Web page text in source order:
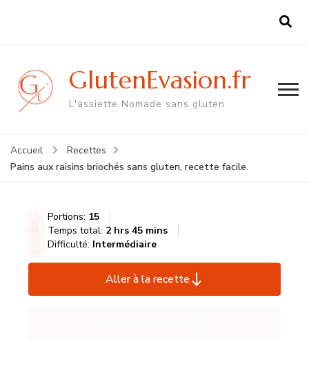
GlutenEvasion.fr
L'assiette Nomade sans gluten
Accueil
Recettes
Pains aux raisins briochés sans gluten, recette facile.
Portions: 15
Temps total: 2 hrs 45 mins
Difficulté: Intermédiaire
Aller à la recette